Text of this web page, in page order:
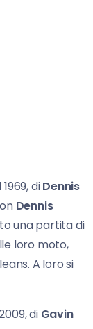
diDennis
Dennis
una partita di
loro moto,
A loro si
di Gavin